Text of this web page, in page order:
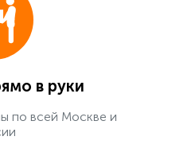
в руки
по всей Москве и